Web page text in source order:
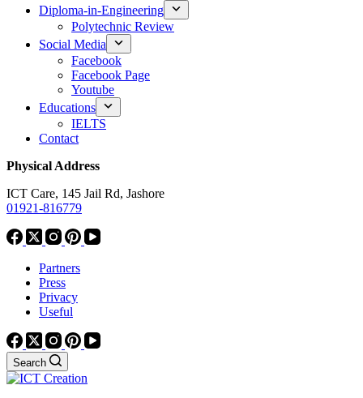
Diploma-in-Engineering
Polytechnic Review
Social Media
Facebook
Facebook Page
Youtube
Educations
IELTS
Contact
Physical Address
ICT Care, 145 Jail Rd, Jashore
01921-816779
Partners
Press
Privacy
Useful
Search